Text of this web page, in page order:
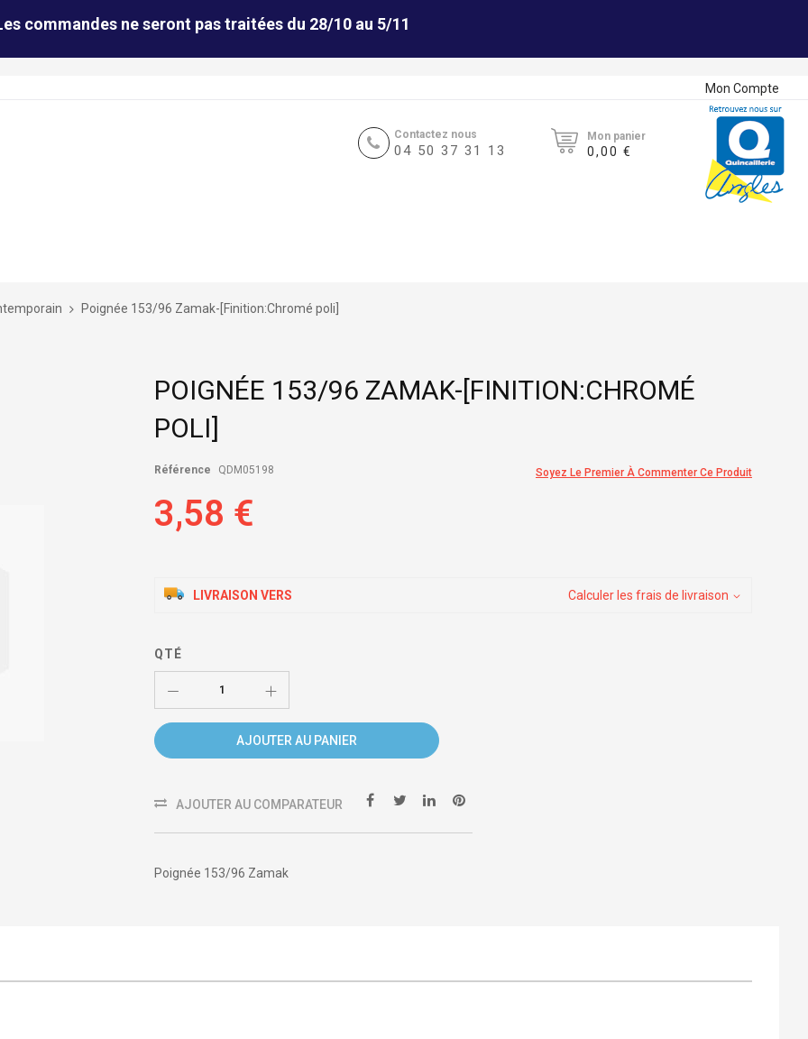
commandes ne seront pas traitées du 28/10 au 5/11
Mon Compte
Contactez nous
04 50 37 31 13
Mon panier
0,00 €
Poignée 153/96 Zamak-[Finition:Chromé poli]
POIGNÉE 153/96 ZAMAK-[FINITION:CHROMÉ
POLI]
Soyez Le Premier À Commenter Ce Produit
Référence QDM05198
3,58 €
LIVRAISON VERS Calculer les frais de livraison
QTÉ
AJOUTER AU PANIER
AJOUTER AU COMPARATEUR
Poignée 153/96 Zamak